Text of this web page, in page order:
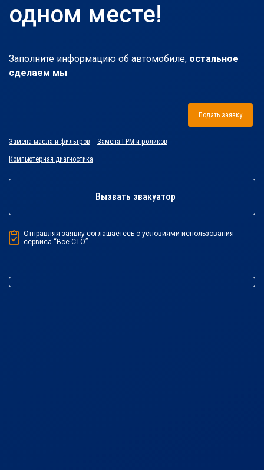
одном месте!
Заполните информацию об автомобиле, остальное
сделаем мы
Подать заявку
Замена масла и фильтров Замена ГРМ и роликов
Компьютерная диагностика
Вызвать эвакуатор
Отправляя заявку соглашаетесь с условиями использования
сервиса “Все СТО”